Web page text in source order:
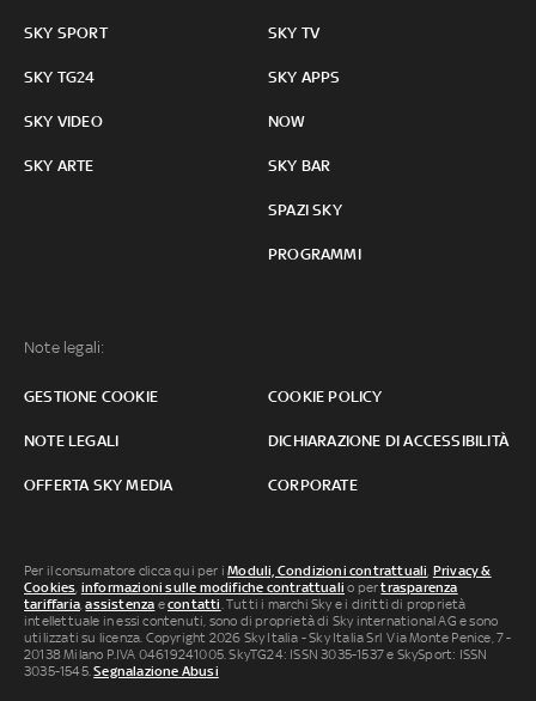
SKY SPORT
SKY TG24
SKY VIDEO
SKY ARTE
SKY TV
SKY APPS
NOW
SKY BAR
SPAZI SKY
PROGRAMMI
Note legali:
GESTIONE COOKIE COOKIE POLICY
NOTE LEGALI DICHIARAZIONE DI ACCESSIBILITÀ
OFFERTA SKY MEDIA CORPORATE
Per il consumatore clicca qui per iModuli, Condizioni contrattuali, Privacy &
Cookies, informazioni sulle modifiche contrattuali o pertrasparenza
tariffaria,assistenza econtatti. Tutti i marchi Sky e i diritti di proprietà
intellettuale in essi contenuti, sono di proprietà di Sky international AG e sono
utilizzati su licenza. Copyright 2026 Sky Italia - Sky Italia Srl Via Monte Penice, 7 -
20138 Milano P.IVA 04619241005. SkyTG24: ISSN 3035-1537 e SkySport: ISSN
3035-1545.Segnalazione Abusi